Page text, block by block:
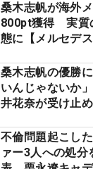
桑木志帆が海外
800pt獲得 実質
態に【メルセデ
桑木志帆の優勝
いんじゃないか
井花奈が受け止
不倫問題起こし
ァー3人への処